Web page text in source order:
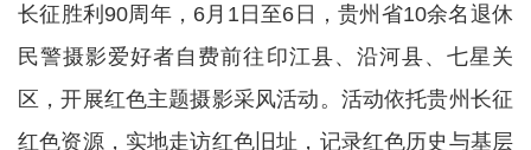
长征胜利90周年，6月1日至6日，贵州省10余名退休
民警摄影爱好者自费前往印江县、沿河县、七星关
区，开展红色主题摄影采风活动。活动依托贵州长征
红色资源，实地走访红色旧址，记录红色历史与基层